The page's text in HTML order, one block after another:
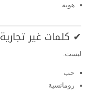
هوية
✔ كلمات غير تجارية
ليست:
حب
رومانسية